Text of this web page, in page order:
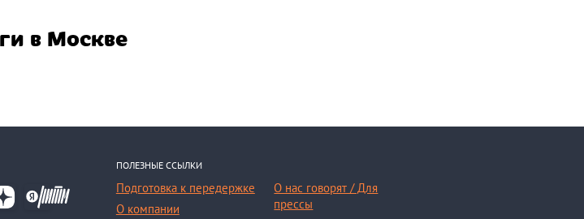
в Москве
ПОЛЕЗНЫЕ ССЫЛКИ
Подготовка к передержке
О компании
О нас говорят / Для
прессы